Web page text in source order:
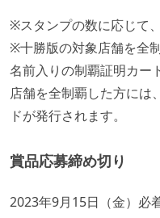
※スタンプの数に応じて
※十勝版の対象店舗を全
名前入りの制覇証明カー
店舗を全制覇した方には
ドが発行されます。
賞品応募締め切り
2023年9月15日（金）必